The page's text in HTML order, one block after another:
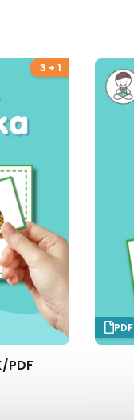
3 + 1
PDF
PDF